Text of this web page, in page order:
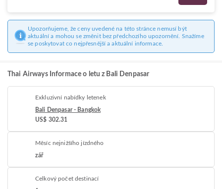
Upozorňujeme, že ceny uvedené na této stránce nemusí být
aktuální a mohou se změnit bez předchozího upozornění. Snažíme
se poskytovat co nejpřesnější a aktuální informace.
Thai Airways Informace o letu z Bali Denpasar
Exkluzivní nabídky letenek
Bali Denpasar - Bangkok
US$ 302.31
Měsíc nejnižšího jízdného
zář
Celkový počet destinací